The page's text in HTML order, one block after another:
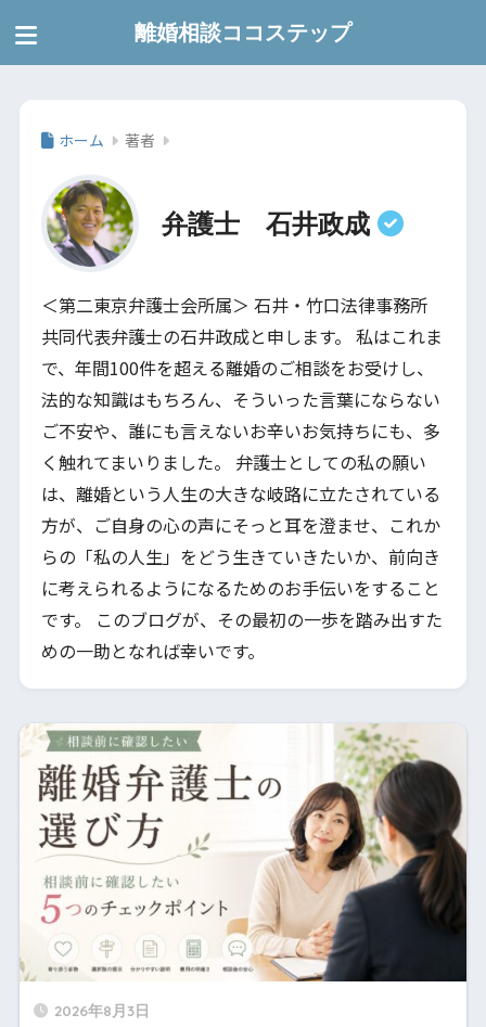
離婚相談ココステップ
ホーム 著者
弁護士 石井政成
＜第二東京弁護士会所属＞ 石井・竹口法律事務所
共同代表弁護士の石井政成と申します。 私はこれま
で、年間100件を超える離婚のご相談をお受けし、
法的な知識はもちろん、そういった言葉にならない
ご不安や、誰にも言えないお辛いお気持ちにも、多
く触れてまいりました。 弁護士としての私の願い
は、離婚という人生の大きな岐路に立たされている
方が、ご自身の心の声にそっと耳を澄ませ、これか
らの「私の人生」をどう生きていきたいか、前向き
に考えられるようになるためのお手伝いをすること
です。 このブログが、その最初の一歩を踏み出すた
めの一助となれば幸いです。
2026年8月3日